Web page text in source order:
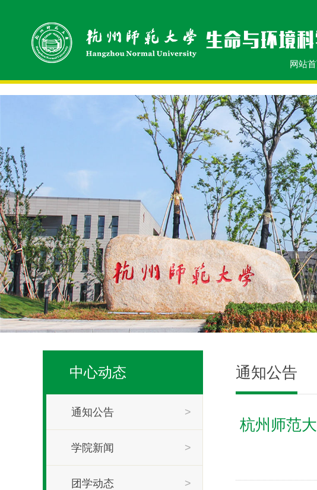
网站
中心动态
通知公告 >
学院新闻 >
团学动态 >
通知公告
杭州师范